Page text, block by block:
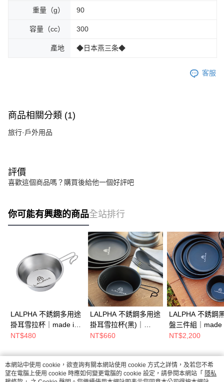
重量（g） 90
容量（cc） 300
產地 ◆日本燕三条◆
客服
商品相關分類 (1)
旅行·戶外用品
評價
喜歡這個商品嗎？購買後給他一個好評吧
你可能有興趣的商品全站排行
LALPHA 不銹鋼多用途
掛耳雪拉杯｜made in
燕三條/露營杯/不鏽鋼
NT$480
LALPHA 不銹鋼多用途
掛耳雪拉杯(黑)｜
made in 燕三條/露營
用品
NT$660
LALPHA 不銹鋼
盤三件組｜made
三條/餐盤組/輕量
NT$2,200
熱門標籤
本網站中使用 cookie，欲查詢有關本網站使用 cookie 方式之詳情，及若您不希
望在電腦上使用 cookie 時應如何變更電腦的 cookie 設定，請參閱本網站「 隱私